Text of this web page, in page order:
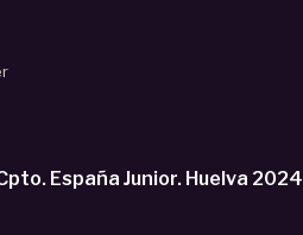
España Junior. Huelva 2024